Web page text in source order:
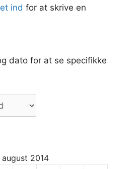
ind for at skrive en
dato for at se specifikke
august 2014